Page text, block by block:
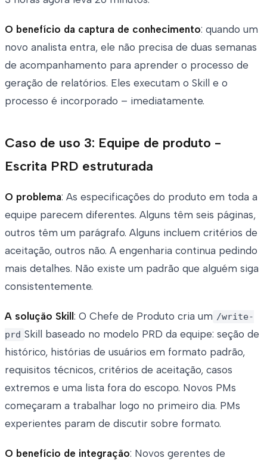
O benefício da captura de conhecimento: quando um
novo analista entra, ele não precisa de duas semanas
de acompanhamento para aprender o processo de
geração de relatórios. Eles executam o Skill e o
processo é incorporado – imediatamente.
Caso de uso 3: Equipe de produto -
Escrita PRD estruturada
O problema: As especificações do produto em toda a
equipe parecem diferentes. Alguns têm seis páginas,
outros têm um parágrafo. Alguns incluem critérios de
aceitação, outros não. A engenharia continua pedindo
mais detalhes. Não existe um padrão que alguém siga
consistentemente.
A solução Skill: O Chefe de Produto cria um /write-
prd Skill baseado no modelo PRD da equipe: seção de
histórico, histórias de usuários em formato padrão,
requisitos técnicos, critérios de aceitação, casos
extremos e uma lista fora do escopo. Novos PMs
começaram a trabalhar logo no primeiro dia. PMs
experientes param de discutir sobre formato.
O benefício de integração: Novos gerentes de